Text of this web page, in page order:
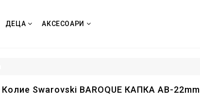
ДЕЦА АКСЕСОАРИ
Колие Swarovski BAROQUE КАПКА AB-22mm